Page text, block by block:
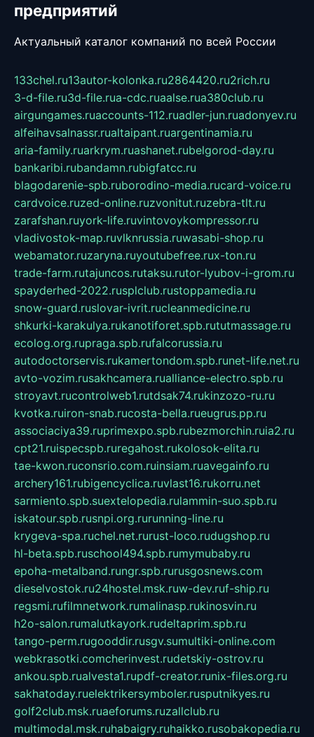
предприятий
Актуальный каталог компаний по всей России
133chel.ru13autor-kolonka.ru2864420.ru2rich.ru
3-d-file.ru3d-file.rua-cdc.ruaalse.rua380club.ru
airgungames.ruaccounts-112.ruadler-jun.ruadonyev.ru
alfeihavsalnassr.rualtaipant.ruargentinamia.ru
aria-family.ruarkrym.ruashanet.rubelgorod-day.ru
bankaribi.rubandamn.rubigfatcc.ru
blagodarenie-spb.ruborodino-media.rucard-voice.ru
cardvoice.ruzed-online.ruzvonitut.ruzebra-tlt.ru
zarafshan.ruyork-life.ruvintovoykompressor.ru
vladivostok-map.ruvlknrussia.ruwasabi-shop.ru
webamator.ruzaryna.ruyoutubefree.rux-ton.ru
trade-farm.rutajuncos.rutaksu.rutor-lyubov-i-grom.ru
spayderhed-2022.rusplclub.rustoppamedia.ru
snow-guard.ruslovar-ivrit.rucleanmedicine.ru
shkurki-karakulya.rukanotiforet.spb.rututmassage.ru
ecolog.org.rupraga.spb.rufalcorussia.ru
autodoctorservis.rukamertondom.spb.runet-life.net.ru
avto-vozim.rusakhcamera.rualliance-electro.spb.ru
stroyavt.rucontrolweb1.rutdsak74.rukinzozo-ru.ru
kvotka.ruiron-snab.rucosta-bella.rueugrus.pp.ru
associaciya39.ruprimexpo.spb.rubezmorchin.ruia2.ru
cpt21.ruispecspb.ruregahost.rukolosok-elita.ru
tae-kwon.ruconsrio.com.ruinsiam.ruavegainfo.ru
archery161.rubigencyclica.ruvlast16.rukorru.net
sarmiento.spb.suextelopedia.rulammin-suo.spb.ru
iskatour.spb.rusnpi.org.rurunning-line.ru
krygeva-spa.ruchel.net.rurust-loco.rudugshop.ru
hl-beta.spb.ruschool494.spb.rumymubaby.ru
epoha-metalband.rungr.spb.rurusgosnews.com
dieselvostok.ru24hostel.msk.ruw-dev.ruf-ship.ru
regsmi.rufilmnetwork.rumalinasp.rukinosvin.ru
h2o-salon.rumalutkayork.rudeltaprim.spb.ru
tango-perm.rugooddir.rusgv.sumultiki-online.com
webkrasotki.comcherinvest.rudetskiy-ostrov.ru
ankou.spb.rualvesta1.rupdf-creator.runix-files.org.ru
sakhatoday.ruelektrikersymboler.rusputnikyes.ru
golf2club.msk.ruaeforums.ruzallclub.ru
multimodal.msk.ruhabaigry.ruhaikko.rusobakopedia.ru